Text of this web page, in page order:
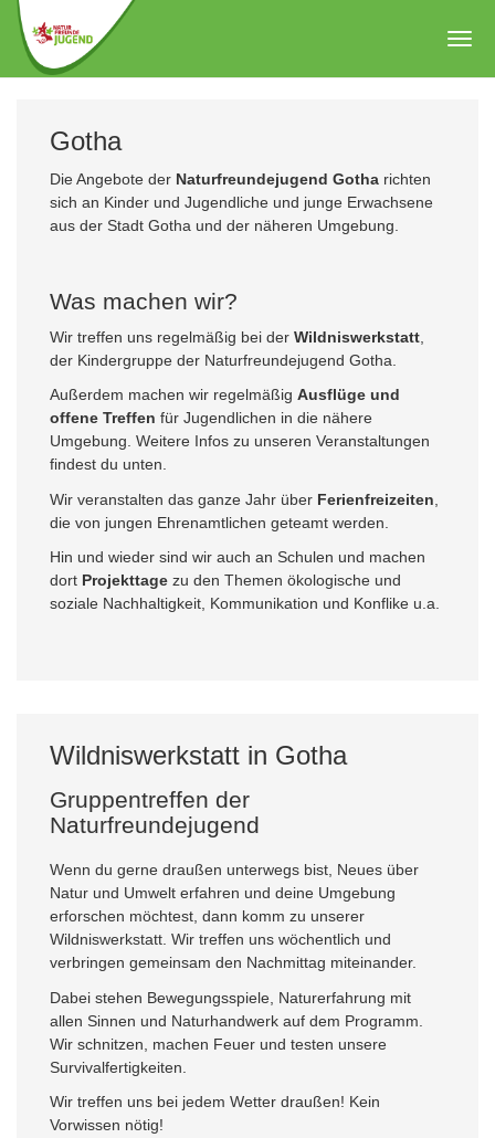
Zum
Hauptinhalt
springen
Gotha
Die Angebote der Naturfreundejugend Gotha richten
sich an Kinder und Jugendliche und junge Erwachsene
aus der Stadt Gotha und der näheren Umgebung.
Was machen wir?
Wir treffen uns regelmäßig bei der Wildniswerkstatt
der Kindergruppe der Naturfreundejugend Gotha.
Außerdem machen wir regelmäßig Ausflüge und
offene Treffen für Jugendlichen in die nähere
Umgebung. Weitere Infos zu unseren Veranstaltungen
findest du unten.
Wir veranstalten das ganze Jahr über Ferienfreizeiten
die von jungen Ehrenamtlichen geteamt werden.
Hin und wieder sind wir auch an Schulen und machen
dort Projekttage zu den Themen ökologische und
soziale Nachhaltigkeit, Kommunikation und Konflike u.a.
Wildniswerkstatt in Gotha
Gruppentreffen der
Naturfreundejugend
Wenn du gerne draußen unterwegs bist, Neues über
Natur und Umwelt erfahren und deine Umgebung
erforschen möchtest, dann komm zu unserer
Wildniswerkstatt. Wir treffen uns wöchentlich und
verbringen gemeinsam den Nachmittag miteinander.
Dabei stehen Bewegungsspiele, Naturerfahrung mit
allen Sinnen und Naturhandwerk auf dem Programm.
Wir schnitzen, machen Feuer und testen unsere
Survivalfertigkeiten.
Wir treffen uns bei jedem Wetter draußen! Kein
Vorwissen nötig!